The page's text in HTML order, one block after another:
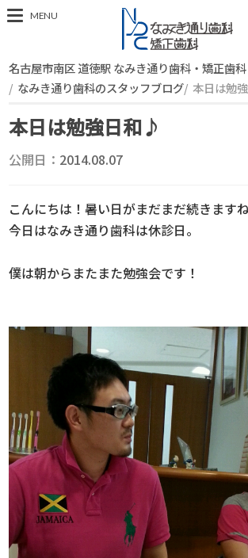
MENU
名古屋市南区 道徳駅 なみき通り歯科・矯正歯科
なみき通り歯科のスタッフブログ 本日は勉
本日は勉強日和♪
公開日： 2014.08.07
こんにちは！暑い日がまだまだ続きますね
今日はなみき通り歯科は休診日。
僕は朝からまたまた勉強会です！